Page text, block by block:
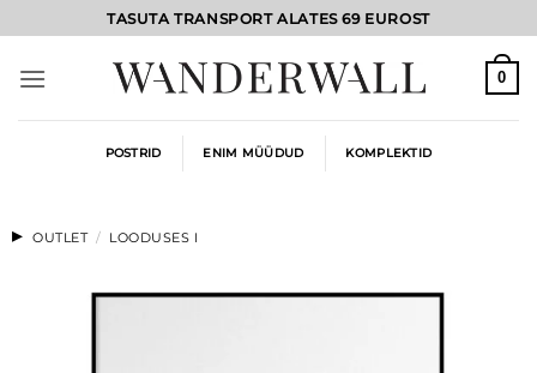
to
content
TASUTA TRANSPORT ALATES 69 EUROST
0
POSTRID ENIM MÜÜDUD KOMPLEKTID
OUTLET / LOODUSES I